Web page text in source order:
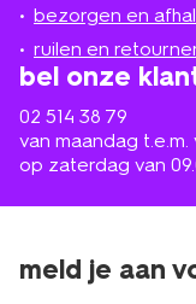
bezorgen en
ruilen en
bel onze
02 514 38 79
van maandag t.e.m.
op zaterdag van
de
buurt
meld je aan